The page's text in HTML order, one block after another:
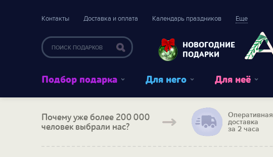
Контакты Доставка и оплата Календарь праздников Еще
НОВОГОДНИЕ
ПОДАРКИ
Подбор подарка Для него Для неё
Почему уже более 200 000
человек выбрали нас?
Оперативная
доставка
за 2 часа